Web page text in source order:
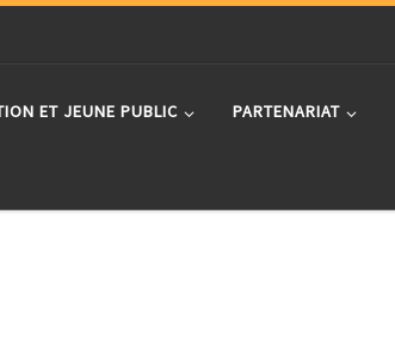
ET JEUNE PUBLIC PARTENARIAT